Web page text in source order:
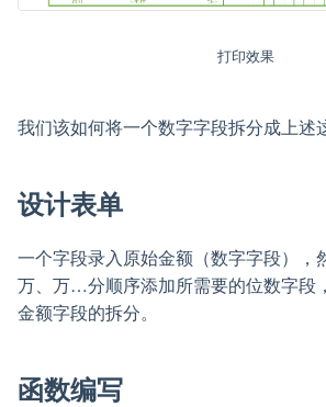
打印效果
我们该如何将一个数字字段拆分成上述
设计表单
一个字段录入原始金额（数字字段），
万、万…分顺序添加所需要的位数字段
金额字段的拆分。
函数编写